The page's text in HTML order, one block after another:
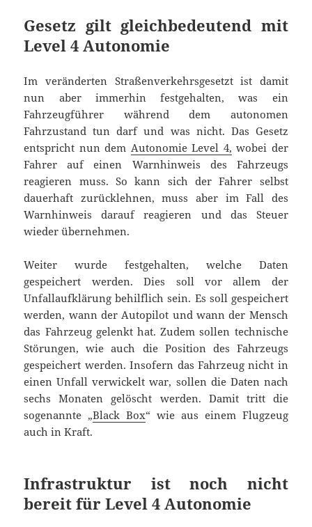
Gesetz gilt gleichbedeutend mit
Level 4 Autonomie
Im veränderten Straßenverkehrsgesetzt ist damit
nun aber immerhin festgehalten, was ein
Fahrzeugführer während dem autonomen
Fahrzustand tun darf und was nicht. Das Gesetz
entspricht nun dem Autonomie Level 4, wobei der
Fahrer auf einen Warnhinweis des Fahrzeugs
reagieren muss. So kann sich der Fahrer selbst
dauerhaft zurücklehnen, muss aber im Fall des
Warnhinweis darauf reagieren und das Steuer
wieder übernehmen.
Weiter wurde festgehalten, welche Daten
gespeichert werden. Dies soll vor allem der
Unfallaufklärung behilflich sein. Es soll gespeichert
werden, wann der Autopilot und wann der Mensch
das Fahrzeug gelenkt hat. Zudem sollen technische
Störungen, wie auch die Position des Fahrzeugs
gespeichert werden. Insofern das Fahrzeug nicht in
einen Unfall verwickelt war, sollen die Daten nach
sechs Monaten gelöscht werden. Damit tritt die
sogenannte „Black Box“ wie aus einem Flugzeug
auch in Kraft.
Infrastruktur ist noch nicht
bereit für Level 4 Autonomie